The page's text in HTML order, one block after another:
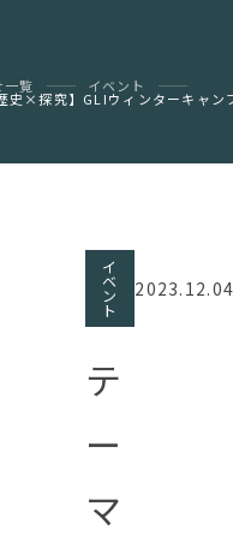
一覧 イベント
×探究】GLIウィンターキャン
イ
ベ
ン
ト
2023.12.04
テ
ー
マ